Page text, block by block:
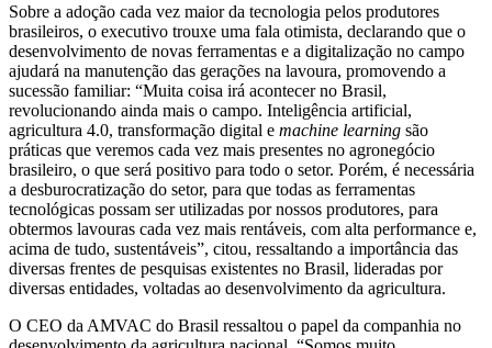
Sobre a adoção cada vez maior da tecnologia pelos produtores
brasileiros, o executivo trouxe uma fala otimista, declarando que o
desenvolvimento de novas ferramentas e a digitalização no campo
ajudará na manutenção das gerações na lavoura, promovendo a
sucessão familiar: “Muita coisa irá acontecer no Brasil,
revolucionando ainda mais o campo. Inteligência artificial,
agricultura 4.0, transformação digital e machine learning são
práticas que veremos cada vez mais presentes no agronegócio
brasileiro, o que será positivo para todo o setor. Porém, é necessária
a desburocratização do setor, para que todas as ferramentas
tecnológicas possam ser utilizadas por nossos produtores, para
obtermos lavouras cada vez mais rentáveis, com alta performance e,
acima de tudo, sustentáveis”, citou, ressaltando a importância das
diversas frentes de pesquisas existentes no Brasil, lideradas por
diversas entidades, voltadas ao desenvolvimento da agricultura.
O CEO da AMVAC do Brasil ressaltou o papel da companhia no